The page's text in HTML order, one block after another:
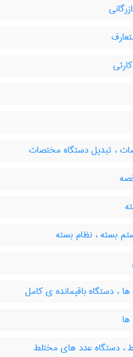
، تبدیل دستگاه مختصات
بسته ، نظام بسته
، دستگاه باقیمانده ی کامل
، دستگاه عدد های مختلط